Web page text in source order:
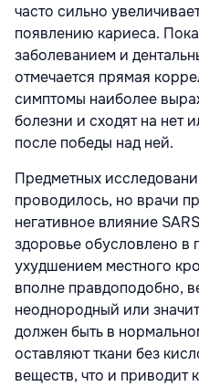
часто сильно
появлению кариеса.
заболеванием и
отмечается прямая
симптомы наиболее
болезни и сходят на нет
после победы над ней.
Предметных
проводилось, но врачи
негативное влияние
здоровье обусловлено в
ухудшением местного
вполне правдоподобно,
неоднородный или
должен быть в
оставляют ткани без
веществ, что и приводит